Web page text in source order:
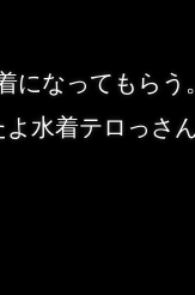
になってもらう
水着テロっさ